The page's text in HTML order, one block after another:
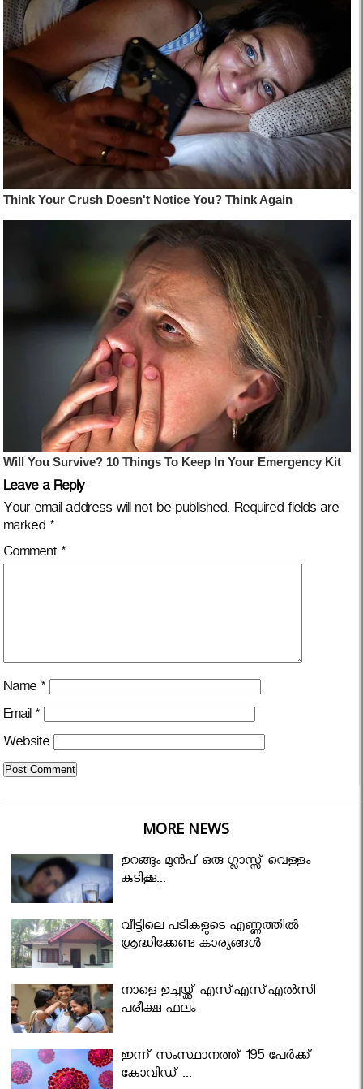
Leave a Reply
Your email address will not be published. Required fields are
marked *
Comment *
Name *
Email *
Website
MORE NEWS
ഉറങ്ങും മുന്‍പ് ഒരു ഗ്ലാസ്സ് വെള്ളം
കുടിക്കൂ...
വീട്ടിലെ പടികളുടെ എണ്ണത്തിൽ
ശ്രദ്ധിക്കേണ്ട കാര്യങ്ങൾ
നാളെ ഉച്ചയ്ക്ക് എസ്എസ്എല്‍സി
പരീക്ഷ ഫലം
ഇന്ന് സംസ്ഥാനത്ത് 195 പേര്‍ക്ക്
കോവിഡ് ...